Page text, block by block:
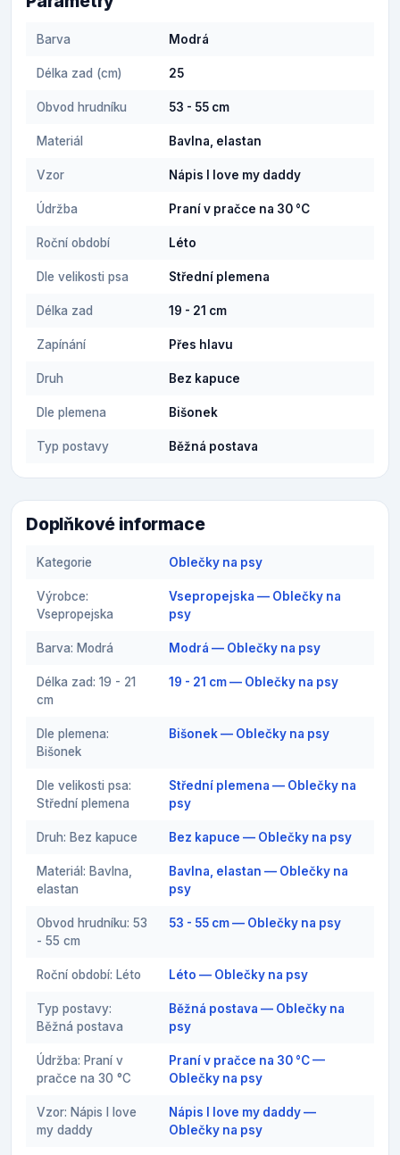
Barva Modrá
Délka zad (cm) 25
Obvod hrudníku 53 - 55 cm
Materiál Bavlna, elastan
Vzor Nápis I love my daddy
Údržba Praní v pračce na 30 °C
Roční období Léto
Dle velikosti psa Střední plemena
Délka zad 19 - 21 cm
Zapínání Přes hlavu
Druh Bez kapuce
Dle plemena Bišonek
Typ postavy Běžná postava
Doplňkové informace
Kategorie Oblečky na psy
Výrobce:
Vsepropejska
Vsepropejska — Oblečky na
psy
Barva: Modrá Modrá — Oblečky na psy
Délka zad: 19 - 21
cm
19 - 21 cm — Oblečky na psy
Dle plemena:
Bišonek
Bišonek — Oblečky na psy
Dle velikosti psa:
Střední plemena
Střední plemena — Oblečky na
psy
Druh: Bez kapuce Bez kapuce — Oblečky na psy
Materiál: Bavlna,
elastan
Bavlna, elastan — Oblečky na
psy
Obvod hrudníku: 53
- 55 cm
53 - 55 cm — Oblečky na psy
Roční období: Léto Léto — Oblečky na psy
Typ postavy:
Běžná postava
Běžná postava — Oblečky na
psy
Údržba: Praní v
pračce na 30 °C
Praní v pračce na 30 °C —
Oblečky na psy
Vzor: Nápis I love
my daddy
Nápis I love my daddy —
Oblečky na psy